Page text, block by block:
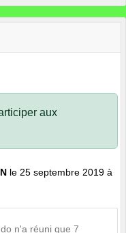
aux
le 25 septembre 2019 à
n'a réuni que 7